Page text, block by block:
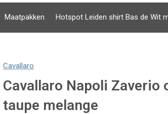
Maatpakken Hotspot Leiden shirt Bas de Wit
Cavallaro
Cavallaro Napoli Zaverio
taupe melange